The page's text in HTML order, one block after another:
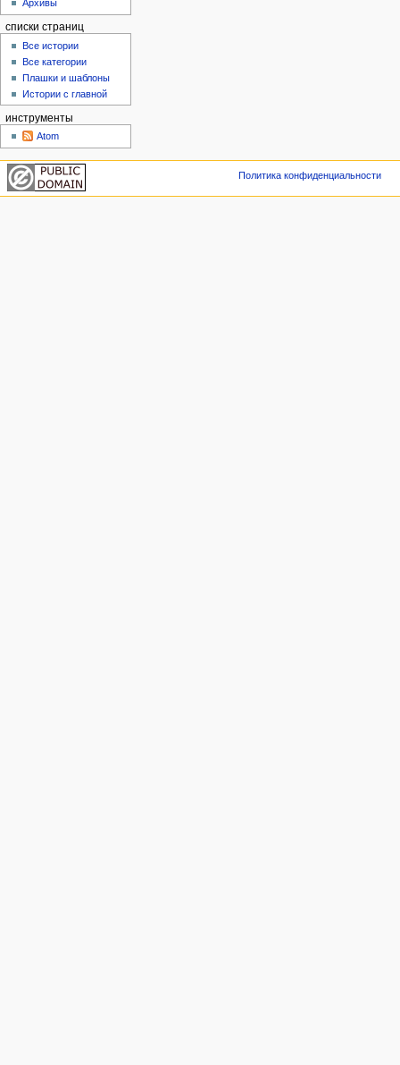
Архивы
списки страниц
Все истории
Все категории
Плашки и шаблоны
Истории с главной
инструменты
Atom
Политика конфиденциальности